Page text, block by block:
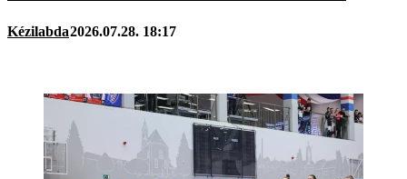
Kézilabda2026.07.28. 18:17